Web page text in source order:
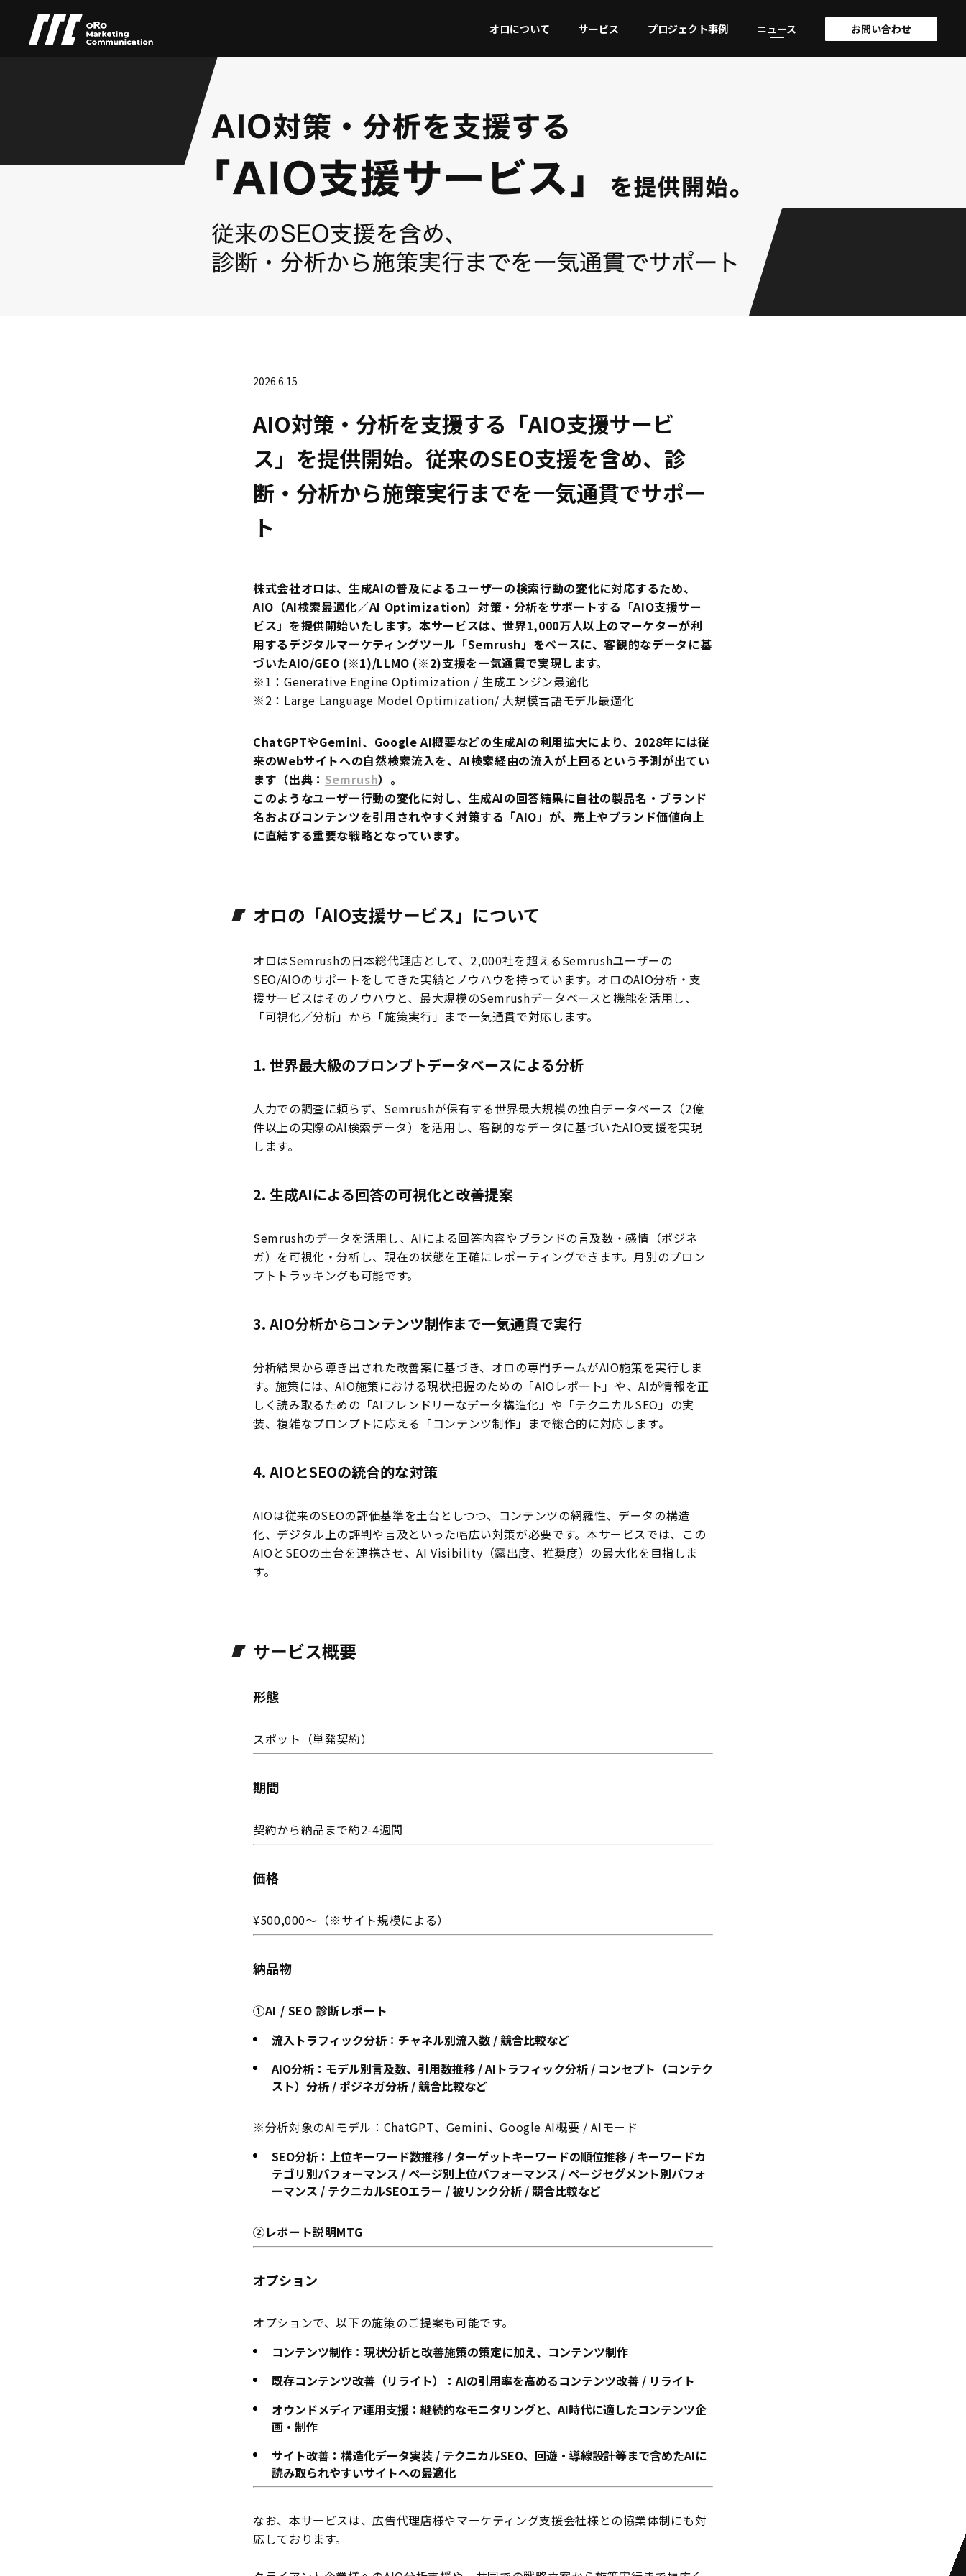
オロについて サービス プロジェクト事例 ニュース お問い合わせ
2026.6.15
AIO対策・分析を支援する「AIO支援サービ
ス」を提供開始。従来のSEO支援を含め、診
断・分析から施策実行までを一気通貫でサポー
ト
株式会社オロは、生成AIの普及によるユーザーの検索行動の変化に対応するため、
AIO（AI検索最適化／AI Optimization）対策・分析をサポートする「AIO支援サー
ビス」を提供開始いたします。本サービスは、世界1,000万人以上のマーケターが利
用するデジタルマーケティングツール「Semrush」をベースに、客観的なデータに基
づいたAIO/GEO (※1)/LLMO (※2)支援を一気通貫で実現します。
※1：Generative Engine Optimization / 生成エンジン最適化
※2：Large Language Model Optimization/ 大規模言語モデル最適化
ChatGPTやGemini、Google AI概要などの生成AIの利用拡大により、2028年には従
来のWebサイトへの自然検索流入を、AI検索経由の流入が上回るという予測が出てい
ます（出典： Semrush）。
このようなユーザー行動の変化に対し、生成AIの回答結果に自社の製品名・ブランド
名およびコンテンツを引用されやすく対策する「AIO」が、売上やブランド価値向上
に直結する重要な戦略となっています。
オロの「AIO支援サービス」について
オロはSemrushの日本総代理店として、2,000社を超えるSemrushユーザーの
SEO/AIOのサポートをしてきた実績とノウハウを持っています。オロのAIO分析・支
援サービスはそのノウハウと、最大規模のSemrushデータベースと機能を活用し、
「可視化／分析」から「施策実行」まで一気通貫で対応します。
1. 世界最大級のプロンプトデータベースによる分析
人力での調査に頼らず、Semrushが保有する世界最大規模の独自データベース（2億
件以上の実際のAI検索データ）を活用し、客観的なデータに基づいたAIO支援を実現
します。
2. 生成AIによる回答の可視化と改善提案
Semrushのデータを活用し、AIによる回答内容やブランドの言及数・感情（ポジネ
ガ）を可視化・分析し、現在の状態を正確にレポーティングできます。月別のプロン
プトトラッキングも可能です。
3. AIO分析からコンテンツ制作まで一気通貫で実行
分析結果から導き出された改善案に基づき、オロの専門チームがAIO施策を実行しま
す。施策には、AIO施策における現状把握のための「AIOレポート」や、AIが情報を正
しく読み取るための「AIフレンドリーなデータ構造化」や「テクニカルSEO」の実
装、複雑なプロンプトに応える「コンテンツ制作」まで総合的に対応します。
4. AIOとSEOの統合的な対策
AIOは従来のSEOの評価基準を土台としつつ、コンテンツの網羅性、データの構造
化、デジタル上の評判や言及といった幅広い対策が必要です。本サービスでは、この
AIOとSEOの土台を連携させ、AI Visibility（露出度、推奨度）の最大化を目指しま
す。
サービス概要
形態
スポット（単発契約）
期間
契約から納品まで約2-4週間
価格
¥500,000〜（※サイト規模による）
納品物
①AI / SEO 診断レポート
流入トラフィック分析：チャネル別流入数 / 競合比較など
AIO分析：モデル別言及数、引用数推移 / AIトラフィック分析 / コンセプト（コンテク
スト）分析 / ポジネガ分析 / 競合比較など
※分析対象のAIモデル：ChatGPT、Gemini、Google AI概要 / AIモード
SEO分析：上位キーワード数推移 / ターゲットキーワードの順位推移 / キーワードカ
テゴリ別パフォーマンス / ページ別上位パフォーマンス / ページセグメント別パフォ
ーマンス / テクニカルSEOエラー / 被リンク分析 / 競合比較など
②レポート説明MTG
オプション
オプションで、以下の施策のご提案も可能です。
コンテンツ制作：現状分析と改善施策の策定に加え、コンテンツ制作
既存コンテンツ改善（リライト）：AIの引用率を高めるコンテンツ改善 / リライト
オウンドメディア運用支援：継続的なモニタリングと、AI時代に適したコンテンツ企
画・制作
サイト改善：構造化データ実装 / テクニカルSEO、回遊・導線設計等まで含めたAIに
読み取られやすいサイトへの最適化
なお、本サービスは、広告代理店様やマーケティング支援会社様との協業体制にも対
応しております。